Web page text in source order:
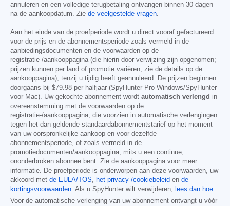
annuleren en een volledige terugbetaling ontvangen binnen 30 dagen
na de aankoopdatum. Zie de veelgestelde vragen.
Aan het einde van de proefperiode wordt u direct vooraf gefactureerd
voor de prijs en de abonnementsperiode zoals vermeld in de
aanbiedingsdocumenten en de voorwaarden op de
registratie-/aankooppagina (die hierin door verwijzing zijn opgenomen;
prijzen kunnen per land of promotie variëren, zie de details op de
aankooppagina), tenzij u tijdig heeft geannuleerd. De prijzen beginnen
doorgaans bij $79.98 per halfjaar (SpyHunter Pro Windows/SpyHunter
voor Mac). Uw gekochte abonnement wordt automatisch verlengd in
overeenstemming met de voorwaarden op de
registratie-/aankooppagina, die voorzien in automatische verlengingen
tegen het dan geldende standaardabonnementstarief op het moment
van uw oorspronkelijke aankoop en voor dezelfde
abonnementsperiode, of zoals vermeld in de
promotiedocumenten/aankooppagina, mits u een continue,
ononderbroken abonnee bent. Zie de aankooppagina voor meer
informatie. De proefperiode is onderworpen aan deze voorwaarden, uw
akkoord met de EULA/TOS, het privacy-/cookiebeleid en de
kortingsvoorwaarden. Als u SpyHunter wilt verwijderen, lees dan hoe.
Voor de automatische verlenging van uw abonnement ontvangt u vóór